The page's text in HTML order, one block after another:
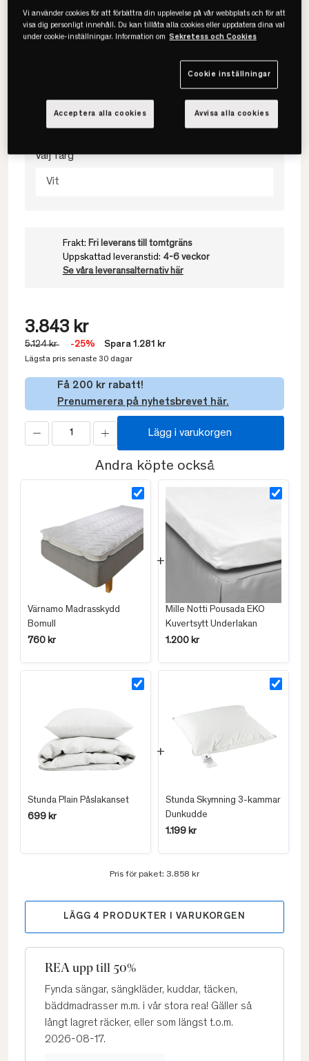
Ekens
Tempflex Latex Quilt Bäddmadrass
80x200
Välj färg
Vit
Frakt: Fri leverans till tomtgräns
Uppskattad leveranstid: 4-6 veckor
Se våra leveransalternativ här
3.843 kr
5.124 kr -25% Spara 1.281 kr
Lägsta pris senaste 30 dagar
Få 200 kr rabatt!
Prenumerera på nyhetsbrevet här.
Lägg i varukorgen
Andra köpte också
Värnamo Madrasskydd
Bomull
760 kr
Mille Notti Pousada EKO
Kuvertsytt Underlakan
1.200 kr
Stunda Plain Påslakanset
699 kr
Stunda Skymning 3-kammar
Dunkudde
1.199 kr
Pris för paket: 3.858 kr
LÄGG 4 PRODUKTER I VARUKORGEN
REA upp till 50%
Fynda sängar, sängkläder, kuddar, täcken,
bäddmadrasser m.m. i vår stora rea! Gäller så
långt lagret räcker, eller som längst t.o.m.
2026-08-17.
Vi använder cookies för att förbättra din upplevelse på vår webbplats och för att
visa dig personligt innehåll. Du kan tillåta alla cookies eller uppdatera dina val
under cookie-inställningar. Information om Sekretess och Cookies
Cookie inställningar
Avvisa alla cookies
Acceptera alla cookies